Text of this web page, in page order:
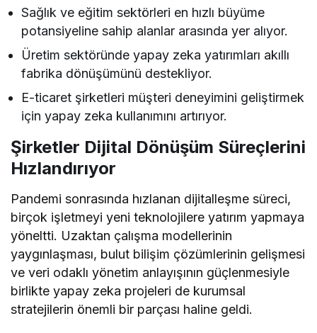
Sağlık ve eğitim sektörleri en hızlı büyüme
potansiyeline sahip alanlar arasında yer alıyor.
Üretim sektöründe yapay zeka yatırımları akıllı
fabrika dönüşümünü destekliyor.
E-ticaret şirketleri müşteri deneyimini geliştirmek
için yapay zeka kullanımını artırıyor.
Şirketler Dijital Dönüşüm Süreçlerini
Hızlandırıyor
Pandemi sonrasında hızlanan dijitalleşme süreci,
birçok işletmeyi yeni teknolojilere yatırım yapmaya
yöneltti. Uzaktan çalışma modellerinin
yaygınlaşması, bulut bilişim çözümlerinin gelişmesi
ve veri odaklı yönetim anlayışının güçlenmesiyle
birlikte yapay zeka projeleri de kurumsal
stratejilerin önemli bir parçası haline geldi.